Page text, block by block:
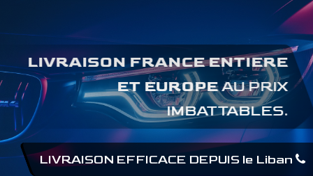
LIVRAISON FRANCE ENTIERE
ET EUROPEAU PRIX
IMBATTABLES.
LIVRAISON EFFICACE DEPUIS le Liban